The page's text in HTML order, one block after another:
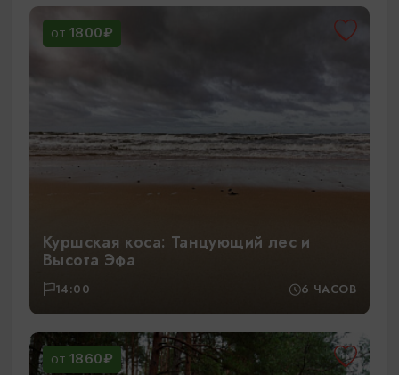
ОТ 1800₽
Куршская коса: Танцующий лес и
Высота Эфа
14:00 6 ЧАСОВ
ОТ 1860₽